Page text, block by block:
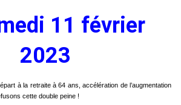
11 février
2023
à la retraite à 64 ans, accélération de l’augmentation
cette double peine !